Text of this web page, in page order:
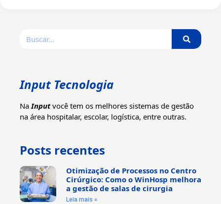
Input Tecnologia
NaInputvocê tem os melhores sistemas de gestão
na área hospitalar, escolar, logística, entre outras.
Posts recentes
Otimização de Processos no Centro
Cirúrgico: Como o WinHosp melhora
a gestão de salas de cirurgia
Leia mais »